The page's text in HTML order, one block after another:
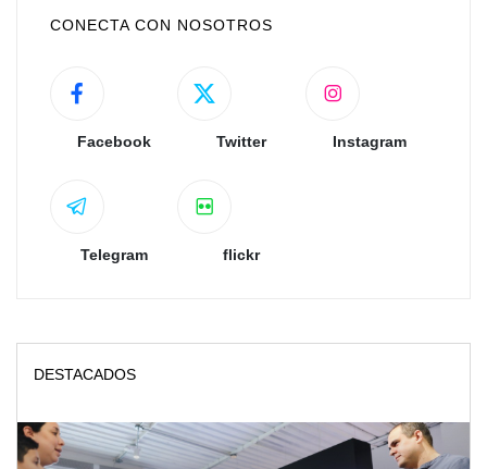
CONECTA CON NOSOTROS
Facebook Twitter Instagram
Telegram flickr
DESTACADOS